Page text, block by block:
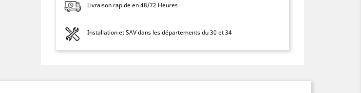
Livraison rapide en 48/72 Heures
Installation et SAV dans les départements du 30 et 34